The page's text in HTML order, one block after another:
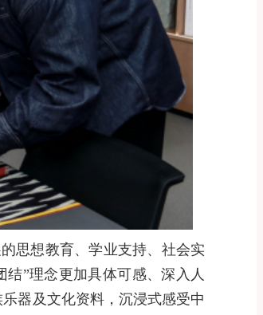
思想教育、学业支持、社会实
”理念更加具体可感、深入人
器及文化资料，沉浸式感受中